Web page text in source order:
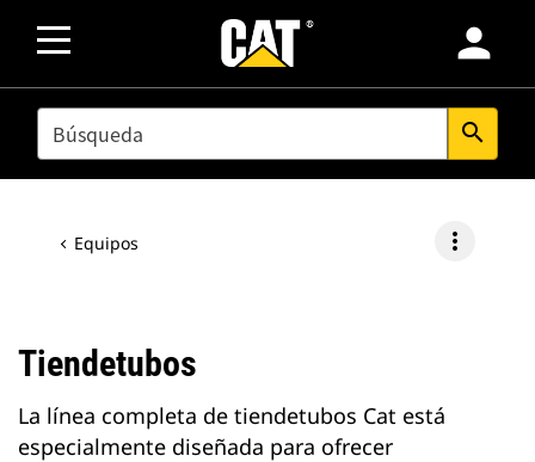
person
SEARCH search
Equipos more_vert
Tiendetubos
La línea completa de tiendetubos Cat está
especialmente diseñada para ofrecer